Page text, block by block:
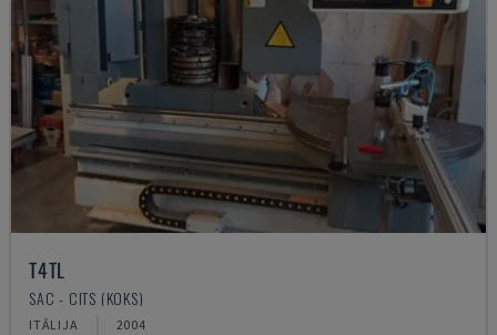
T4TL
SAC - CITS (KOKS)
ITĀLIJA 2004